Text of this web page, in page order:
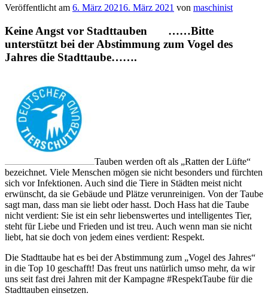
Veröffentlicht am 6. März 20216. März 2021 von maschinist
Keine Angst vor Stadttauben ……Bitte
unterstützt bei der Abstimmung zum Vogel des
Jahres die Stadttaube…….
Tauben werden oft als „Ratten der Lüfte“
bezeichnet. Viele Menschen mögen sie nicht besonders und fürchten
sich vor Infektionen. Auch sind die Tiere in Städten meist nicht
erwünscht, da sie Gebäude und Plätze verunreinigen. Von der Taube
sagt man, dass man sie liebt oder hasst. Doch Hass hat die Taube
nicht verdient: Sie ist ein sehr liebenswertes und intelligentes Tier,
steht für Liebe und Frieden und ist treu. Auch wenn man sie nicht
liebt, hat sie doch von jedem eines verdient: Respekt.
Die Stadttaube hat es bei der Abstimmung zum „Vogel des Jahres“
in die Top 10 geschafft! Das freut uns natürlich umso mehr, da wir
uns seit fast drei Jahren mit der Kampagne #RespektTaube für die
Stadttauben einsetzen.